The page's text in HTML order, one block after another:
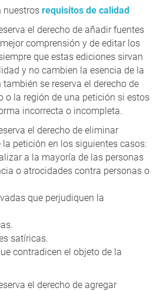
nuestros requisitos de calidad
el derecho de añadir fuentes
comprensión y de editar los
que estas ediciones sirvan
y no cambien la esencia de la
se reserva el derecho de
o la región de una petición si estos
incorrecta o incompleta.
el derecho de eliminar
petición en los siguientes casos:
a la mayoría de las personas
o atrocidades contra personas o
que perjudiquen la
satíricas.
contradicen el objeto de la
el derecho de agregar